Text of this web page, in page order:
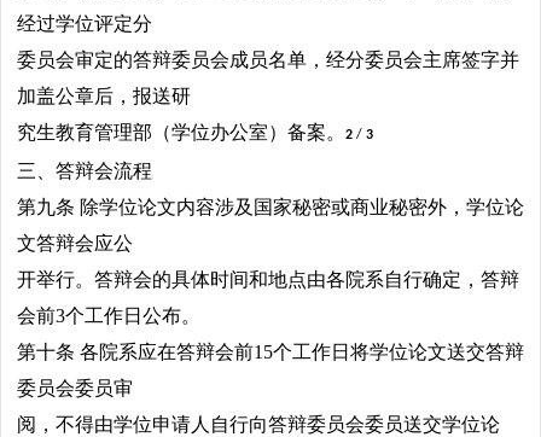
经过学位评定分
委员会审定的答辩委员会成员名单，经分委员会主席签字并
加盖公章后，报送研
究生教育管理部（学位办公室）备案。
2 / 3
三、答辩会流程
第九条 除学位论文内容涉及国家秘密或商业秘密外，学位论
文答辩会应公
开举行。答辩会的具体时间和地点由各院系自行确定，答辩
会前3个工作日公布。
第十条 各院系应在答辩会前15个工作日将学位论文送交答辩
委员会委员审
阅，不得由学位申请人自行向答辩委员会委员送交学位论